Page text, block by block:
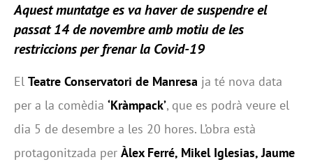
Aquest muntatge es va haver de suspendre el
passat 14 de novembre amb motiu de les
restriccions per frenar la Covid-19
El Teatre Conservatori de Manresa ja té nova data
per a la comèdia ‘Kràmpack’, que es podrà veure el
dia 5 de desembre a les 20 hores. L’obra està
protagonitzada per Àlex Ferré, Mikel Iglesias, Jaume